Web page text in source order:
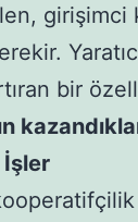
girişimci
bir
İşler